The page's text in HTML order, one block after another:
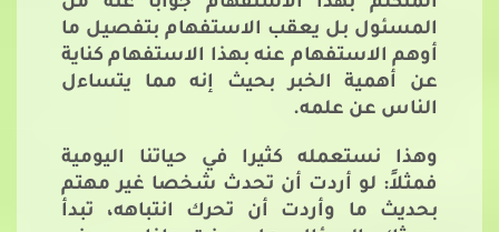
المسئول بل يعقب الاستفهام بتفصيل ما
أوهم الاستفهام عنه بهذا الاستفهام كناية
عن أهمية الخبر بحيث إنه مما يتساءل
الناس عن علمه.
وهذا نستعمله كثيرا في حياتنا اليومية
فمثلاً: لو أردت أن تحدث شخصا غير مهتم
بحديث ما وأردت أن تحرك انتباهه، تبدأ